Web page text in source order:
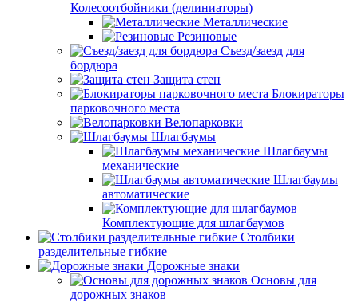
Колесоотбойники (делиниаторы)
Металлические
Резиновые
Съезд/заезд для
бордюра
Защита стен
Блокираторы
парковочного места
Велопарковки
Шлагбаумы
Шлагбаумы
механические
Шлагбаумы
автоматические
Комплектующие для шлагбаумов
Столбики
разделительные гибкие
Дорожные знаки
Основы для
дорожных знаков